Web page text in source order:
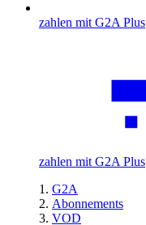
zahlen mit G2A Plus
zahlen mit G2A Plus
G2A
Abonnements
VOD